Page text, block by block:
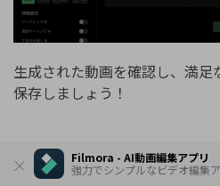
Filmora - AI動画編集アプリ
強力でシンプルなビデオ編集
生成された動画を確認し、満
保存しましょう！
Part6.AIアニメーション